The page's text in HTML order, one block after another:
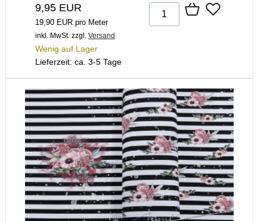
9,95 EUR
19,90 EUR pro Meter
inkl. MwSt. zzgl. Versand
Wenig auf Lager
Lieferzeit: ca. 3-5 Tage